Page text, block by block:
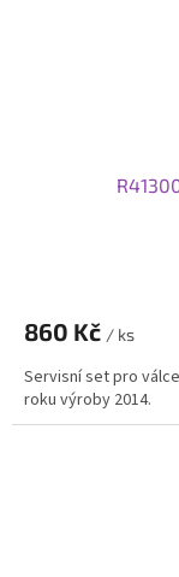
860 Kč / ks
Servisní set pro
roku výroby 2014.